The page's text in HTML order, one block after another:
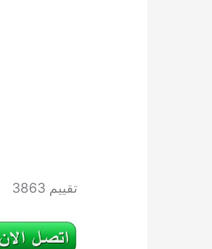
تقييم 3863